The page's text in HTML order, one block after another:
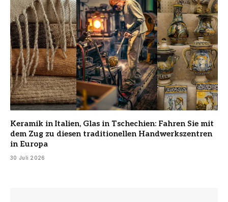
Keramik in Italien, Glas in Tschechien: Fahren Sie mit
dem Zug zu diesen traditionellen Handwerkszentren
in Europa
30 Juli 2026